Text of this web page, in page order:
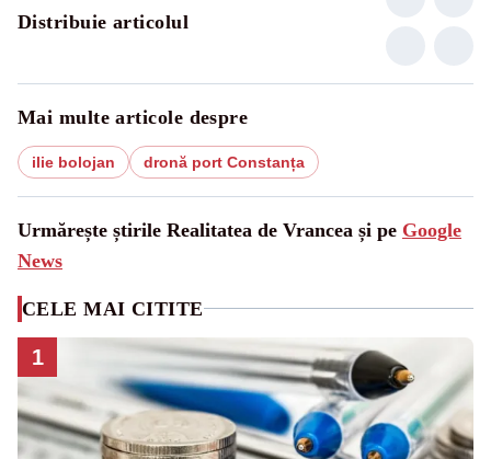
Distribuie articolul
Mai multe articole despre
ilie bolojan dronă port Constanța
Urmărește știrile Realitatea de Vrancea și pe Google
News
CELE MAI CITITE
1